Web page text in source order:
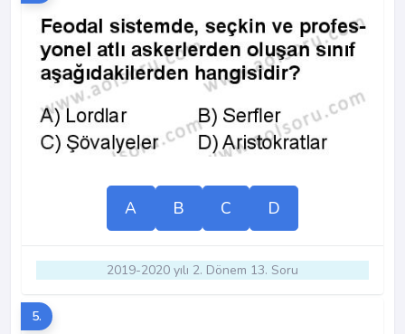
A B C D
2019-2020 yılı 2. Dönem 13. Soru
5.